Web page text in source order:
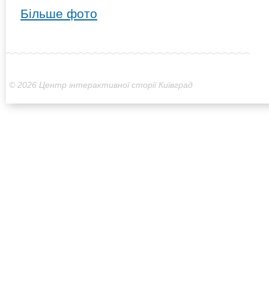
Більше фото
© 2026 Центр інтерактивної сторії Київград